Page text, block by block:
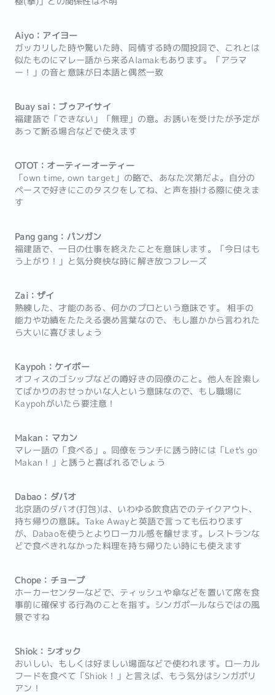
Aiyo：アイヨー
ガッカリした時や驚いた時、同情する時の間投詞で、これとは
似たものにマレー語から来るAlamakもあります。「アラマ
ー！」の音と意味が日本語と偶然一致
Buay sai：ブゥアイサイ
福建語で「できない」「無理」の意。お誘いを受けたが予定が
あって断る場合などで使えます
OTOT：オーティーオーティー
「own time, own target」の略で、あなた次第だよ。自分の
ペースで好きにこのタスクをしてね、と声を掛ける際に使えま
す
Pang gang：パンガン
福建語で、一日の仕事を終えたことを意味します。「今日はも
う上がり！」と気分爽快な時に解き放つフレーズ
Zai：ザイ
熟練した、才能のある、何かのプロという意味です。 相手の
能力や功績をたたえる褒め言葉なので、もし誰かから言われた
ら大いに喜びましょう
Kaypoh：ケイポー
オフィスのゴシップなどの噂好きの同僚のこと。他人を詮索し
てばかりのおせっかいな人という意味なので、もし職場に
Kaypohがいたら要注意！
Makan：マカン
マレー語の「食べる」。同僚をランチに誘う時には「Let's go
Makan！」と誘うと喜ばれるでしょう
Dabao：ダバオ
北京語のダバオ(打包)は、いわゆる飲食店でのテイクアウト、
持ち帰りの意味。Take Awayと英語で言っても伝わります
が、Dabaoを使うとよりローカル感を醸せます。レストランな
どで食べきれなかった料理を持ち帰りたい時にも使えます
Chope：チョープ
ホーカーセンターなどで、ティッシュや傘などを置いて席を食
事前に確保する行為のことを指す。シンガポールならではの風
景ですね
Shiok：シオック
おいしい、もしくは好ましい場面などで使われます。ローカル
フードを食べて「Shiok！」と言えば、もう気分はシンガポリ
アン！